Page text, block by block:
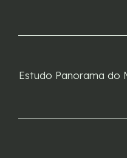
Estudo Panorama do